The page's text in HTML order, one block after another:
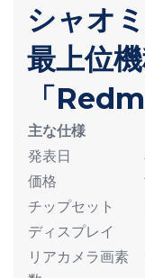
シャオ
最上位
「
主な仕様
発表日
価格
チップセット
ディスプレイ
リアカメラ画素